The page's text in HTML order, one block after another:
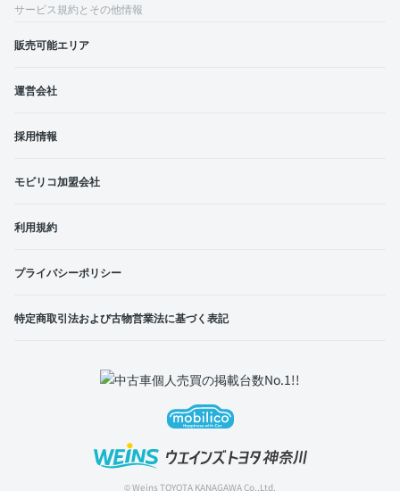
サービス規約とその他情報
販売可能エリア
運営会社
採用情報
モビリコ加盟会社
利用規約
プライバシーポリシー
特定商取引法および古物営業法に基づく表記
© Weins TOYOTA KANAGAWA Co.,Ltd.